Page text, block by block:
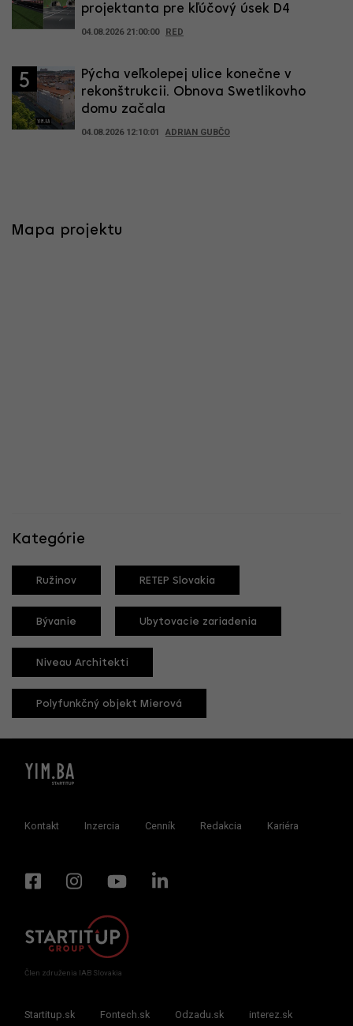
projektanta pre kľúčový úsek D4
04.08.2026 21:00:00 RED
5
Pýcha veľkolepej ulice konečne v
rekonštrukcii. Obnova Swetlikovho
domu začala
04.08.2026 12:10:01 ADRIAN GUBČO
Mapa projektu
Kategórie
Ružinov RETEP Slovakia
Bývanie Ubytovacie zariadenia
Niveau Architekti
Polyfunkčný objekt Mierová
Kontakt Inzercia Cenník Redakcia Kariéra
Člen združenia IAB Slovakia
Startitup.sk Fontech.sk Odzadu.sk interez.sk